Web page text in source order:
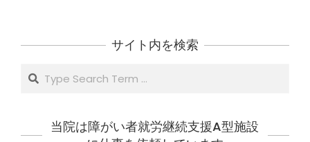
サイト内を検索
Search
当院は障がい者就労継続支援A型施設